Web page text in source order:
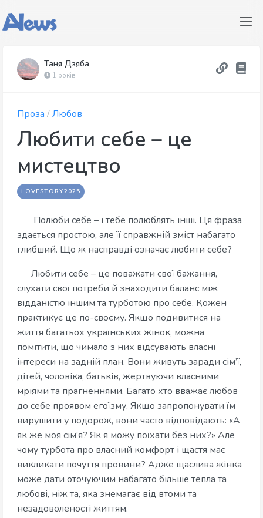
Таня Дзяба
1 років
Проза /Любов
Любити себе – це
мистецтво
LOVESTORY2025
Полюби себе – і тебе полюблять інші. Ця фраза
здається простою, але її справжній зміст набагато
глибший. Що ж насправді означає любити себе?
Любити себе – це поважати свої бажання,
слухати свої потреби й знаходити баланс між
відданістю іншим та турботою про себе. Кожен
практикує це по-своєму. Якщо подивитися на
життя багатьох українських жінок, можна
помітити, що чимало з них відсувають власні
інтереси на задній план. Вони живуть заради сім’ї,
дітей, чоловіка, батьків, жертвуючи власними
мріями та прагненнями. Багато хто вважає любов
до себе проявом егоїзму. Якщо запропонувати їм
вирушити у подорож, вони часто відповідають: «А
як же моя сім’я? Як я можу поїхати без них?» Але
чому турбота про власний комфорт і щастя має
викликати почуття провини? Адже щаслива жінка
може дати оточуючим набагато більше тепла та
любові, ніж та, яка знемагає від втоми та
незадоволеності життям.